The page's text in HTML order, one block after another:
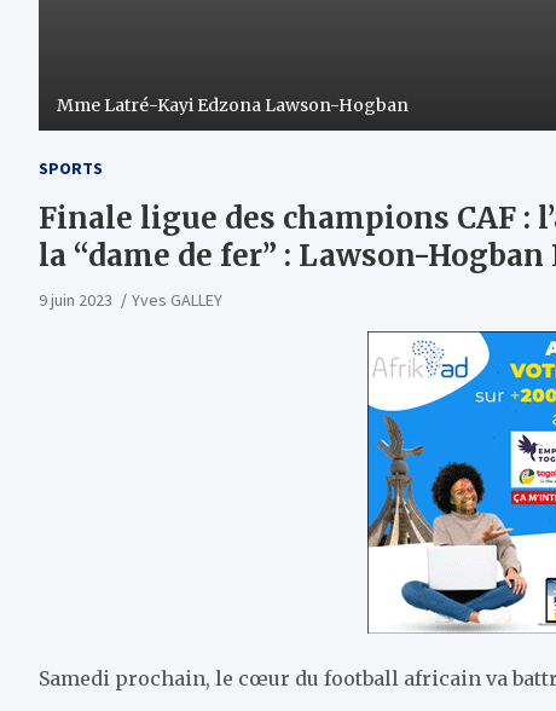
Mme Latré-Kayi Edzona Lawson-Hogban
SPORTS
Finale ligue des champions CAF :
la “dame de fer” : Lawson-
9 juin 2023 Yves GALLEY
Samedi prochain, le cœur du football africain va